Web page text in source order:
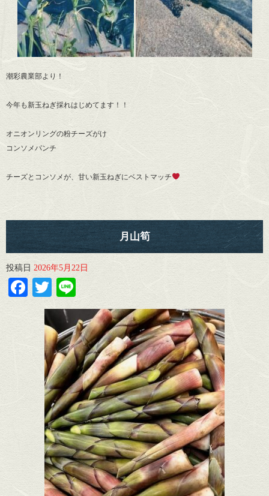
潮彩農業部より！
今年も新玉ねぎ採れはじめてます！！
オニオンリングの粉チーズがけ
コンソメパンチ
チーズとコンソメが、甘い新玉ねぎにベストマッチ
月山筍
投稿日 2026年5月22日
Facebook
Twitter